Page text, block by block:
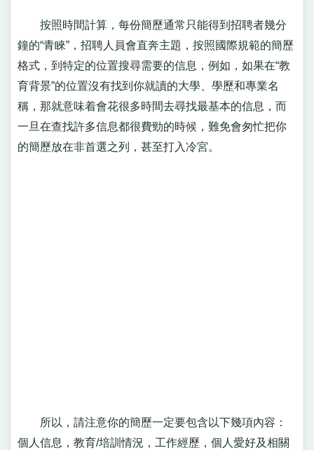
按照時間計算，每份簡歷通常只能得到招聘者幾分
鐘的“青睞”，招聘人員會直奔主題，按照國際規範的簡歷
格式，到特定的位置搜尋需要的信息，例如，如果在“教
育背景”的位置沒有找到你就讀的大學、學歷和專業名
稱，那就意味着會花很多時間去尋找最基本的信息，而
一旦在查找許多信息都很費勁的時候，難免會匆忙把你
的簡歷放在非首選之列，甚至打入冷宮。
所以，請注意你的簡歷一定要包含以下幾項內容：
個人信息，教育/培訓情況，工作經歷，個人愛好及相關